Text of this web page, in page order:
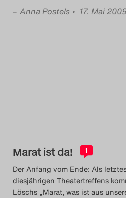
– Anna Postels • 17. Mai
Marat ist da! 1
Der Anfang vom Ende: Als
diesjährigen Theatertreffens
Löschs „Marat, was ist aus